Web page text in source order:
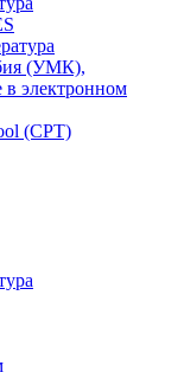
(УМК),
в электронном
(CPT)